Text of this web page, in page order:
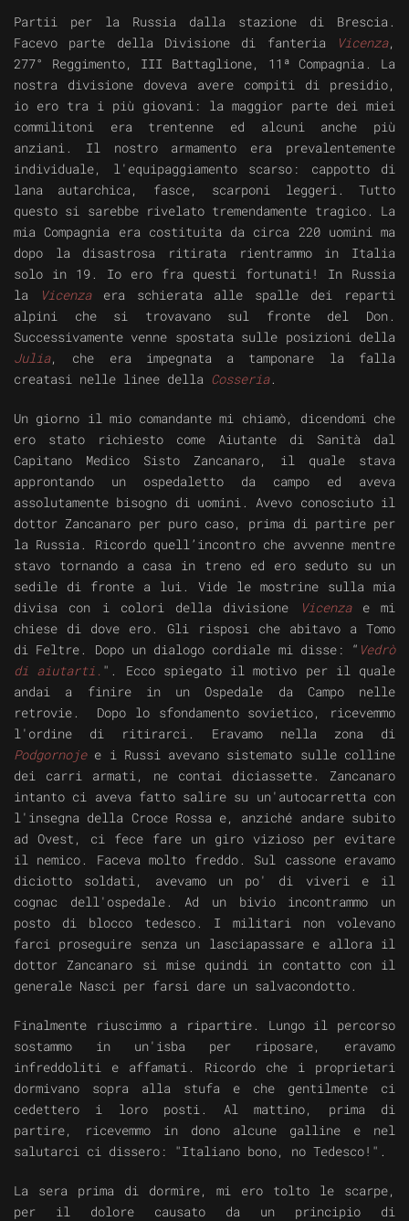
Partii per la Russia dalla stazione di Brescia.
Facevo parte della Divisione di fanteria
Vicenza,
277° Reggimento, III Battaglione, 11ª Compagnia. La
nostra divisione doveva avere compiti di presidio,
io ero tra i più giovani: la maggior parte dei miei
commilitoni era trentenne ed alcuni anche più
anziani. Il nostro armamento era prevalentemente
individuale, l'equipaggiamento scarso: cappotto di
lana autarchica, fasce, scarponi leggeri. Tutto
questo si sarebbe rivelato tremendamente tragico. La
mia Compagnia era costituita da circa 220 uomini ma
dopo la disastrosa ritirata rientrammo in Italia
solo in 19. Io ero fra questi fortunati! In Russia
la
Vicenzaera schierata alle spalle dei reparti
alpini che si trovavano sul fronte del Don.
Successivamente venne spostata sulle posizioni della
Julia, che era impegnata a tamponare la falla
creatasi nelle linee della Cosseria.
Un giorno il mio comandante mi chiamò, dicendomi che
ero stato richiesto come Aiutante di Sanità dal
Capitano Medico Sisto Zancanaro, il quale stava
approntando un ospedaletto da campo ed aveva
assolutamente bisogno di uomini. Avevo conosciuto il
dottor Zancanaro per puro caso, prima di partire per
la Russia. Ricordo quell’incontro che avvenne mentre
stavo tornando a casa in treno ed ero seduto su un
sedile di fronte a lui. Vide le mostrine sulla mia
divisa con i colori della divisione
Vicenzae mi
chiese di dove ero. Gli risposi che abitavo a Tomo
di Feltre. Dopo un dialogo cordiale mi disse: “ Vedrò
di aiutarti. ". Ecco spiegato il motivo per il quale
andai a finire in un Ospedale da Campo nelle
retrovie. Dopo lo sfondamento sovietico, ricevemmo
l'ordine di ritirarci. Eravamo nella zona di
Podgornojee i Russi avevano sistemato sulle colline
dei carri armati, ne contai diciassette. Zancanaro
intanto ci aveva fatto salire su un'autocarretta con
l'insegna della Croce Rossa e, anziché andare subito
ad Ovest, ci fece fare un giro vizioso per evitare
il nemico. Faceva molto freddo. Sul cassone eravamo
diciotto soldati, avevamo un po' di viveri e il
cognac dell'ospedale. Ad un bivio incontrammo un
posto di blocco tedesco. I militari non volevano
farci proseguire senza un lasciapassare e allora il
dottor Zancanaro si mise quindi in contatto con il
generale Nasci per farsi dare un salvacondotto.
Finalmente riuscimmo a ripartire. Lungo il percorso
sostammo in un'isba per riposare, eravamo
infreddoliti e affamati. Ricordo che i proprietari
dormivano sopra alla stufa e che gentilmente ci
cedettero i loro posti. Al mattino, prima di
partire, ricevemmo in dono alcune galline e nel
salutarci ci dissero: "Italiano bono, no Tedesco!".
La sera prima di dormire, mi ero tolto le scarpe,
per il dolore causato da un principio di